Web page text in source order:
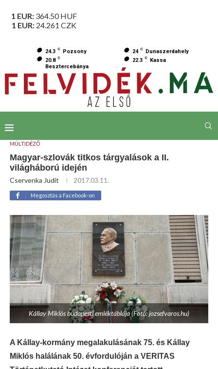
1 EUR: 364.50HUF
1 EUR: 24.261 CZK
24.3 C Pozsony 24 C
Dunaszerdahely
20.8 C
Besztercebánya
22.3 C Kassa
MÚLTIDÉZŐ
Magyar-szlovák titkos tárgyalások a II.
világháború idején
Cservenka Judit 2017.03.11.
Megosztás a Facebook-on
Kállay Miklós budapesti emléktáblája (Fotó: jozsefvaros.hu)
A Kállay-kormány megalakulásának 75. és Kállay
Miklós halálának 50. évfordulóján a VERITAS